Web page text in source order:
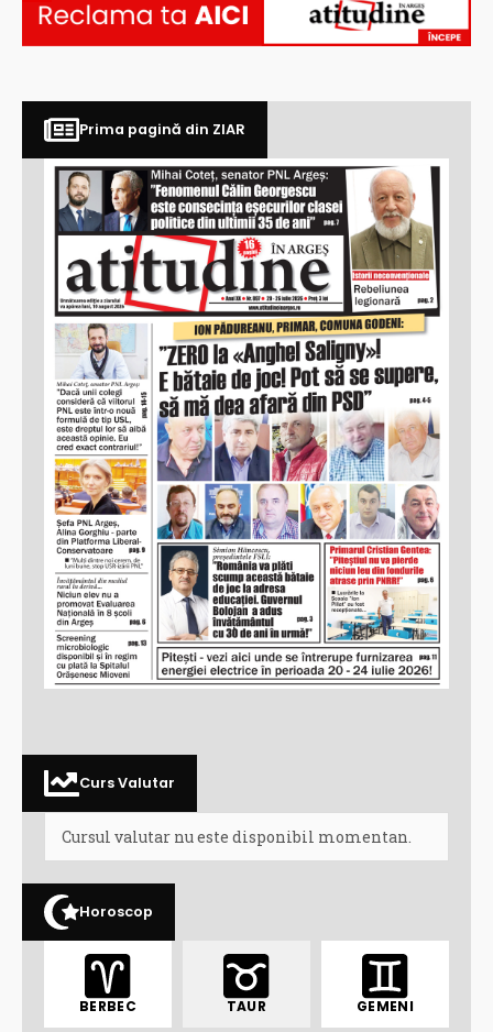
Prima pagină din ZIAR
Curs Valutar
Cursul valutar nu este disponibil momentan.
Horoscop
BERBEC TAUR GEMENI